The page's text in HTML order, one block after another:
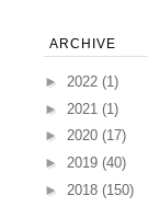
ARCHIVE
► 2022 (1)
► 2021 (1)
► 2020 (17)
► 2019 (40)
► 2018 (150)